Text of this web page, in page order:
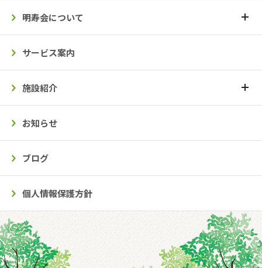
明寿会について
サービス案内
施設紹介
お知らせ
ブログ
個人情報保護方針